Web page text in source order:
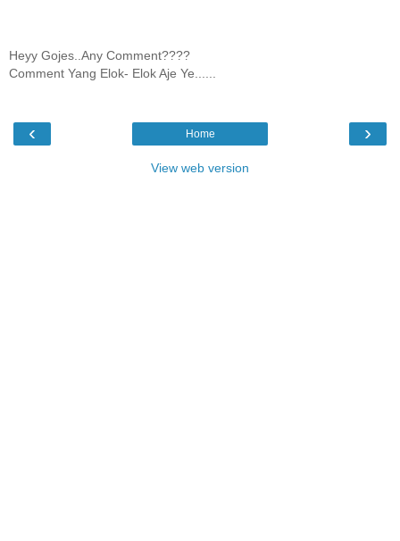
Heyy Gojes..Any Comment????
Comment Yang Elok- Elok Aje Ye......
‹ ›
Home
View web version